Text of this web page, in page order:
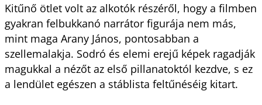
Kitűnő ötlet volt az alkotók részéről, hogy a filmben
gyakran felbukkanó narrátor figurája nem más,
mint maga Arany János, pontosabban a
szellemalakja. Sodró és elemi erejű képek ragadják
magukkal a nézőt az első pillanatoktól kezdve, s ez
a lendület egészen a stáblista feltűnéséig kitart.